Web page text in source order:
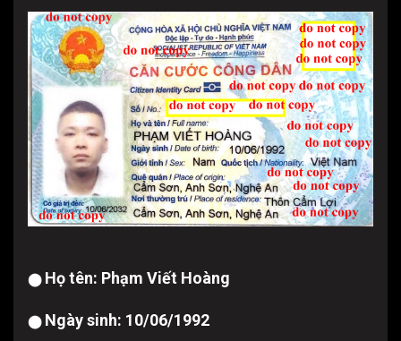
⬤ Họ tên: Phạm Viết Hoàng
⬤ Ngày sinh: 10/06/1992